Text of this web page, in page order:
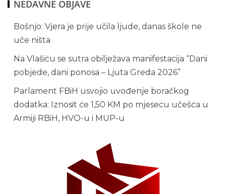
NEDAVNE OBJAVE
Bošnjo: Vjera je prije učila ljude, danas škole ne
uče ništa
Na Vlašiću se sutra obilježava manifestacija “Dani
pobjede, dani ponosa – Ljuta Greda 2026”
Parlament FBiH usvojio uvođenje boračkog
dodatka: Iznosit će 1,50 KM po mjesecu učešća u
Armiji RBiH, HVO-u i MUP-u